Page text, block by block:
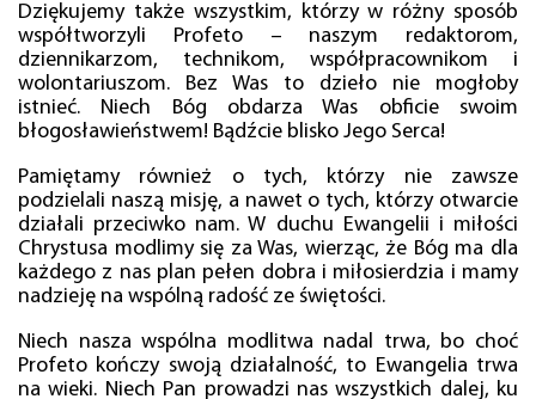
Dziękujemy także wszystkim, którzy w różny sposób
współtworzyli Profeto – naszym redaktorom,
dziennikarzom, technikom, współpracownikom i
wolontariuszom. Bez Was to dzieło nie mogłoby
istnieć. Niech Bóg obdarza Was obficie swoim
błogosławieństwem! Bądźcie blisko Jego Serca!
Pamiętamy również o tych, którzy nie zawsze
podzielali naszą misję, a nawet o tych, którzy otwarcie
działali przeciwko nam. W duchu Ewangelii i miłości
Chrystusa modlimy się za Was, wierząc, że Bóg ma dla
każdego z nas plan pełen dobra i miłosierdzia i mamy
nadzieję na wspólną radość ze świętości.
Niech nasza wspólna modlitwa nadal trwa, bo choć
Profeto kończy swoją działalność, to Ewangelia trwa
na wieki. Niech Pan prowadzi nas wszystkich dalej, ku